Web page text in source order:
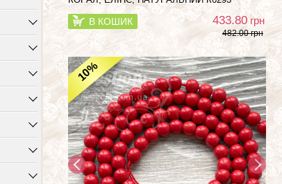
В КОШИК 433.80грн
482.00 грн
10%